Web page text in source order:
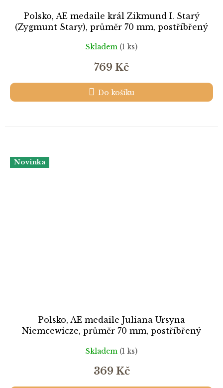
Polsko, AE medaile král Zikmund I. Starý
(Zygmunt Stary), průměr 70 mm, postříbřený
Skladem (1 ks)
769 Kč
Do košíku
Novinka
Polsko, AE medaile Juliana Ursyna
Niemcewicze, průměr 70 mm, postříbřený
Skladem (1 ks)
369 Kč